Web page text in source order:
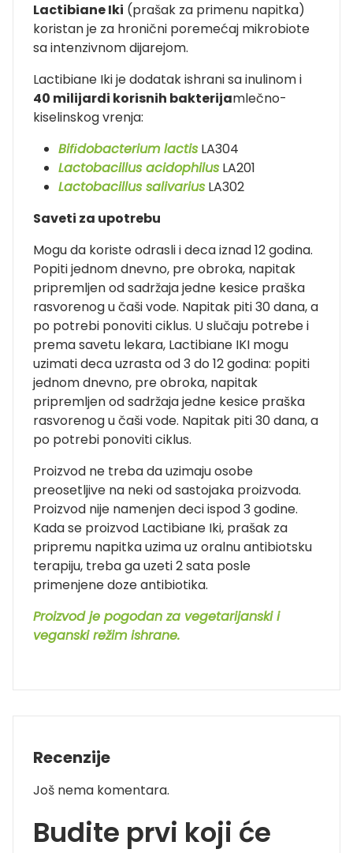
Lactibiane Iki (prašak za primenu napitka)
koristan je za hronični poremećaj mikrobiote
sa intenzivnom dijarejom.
Lactibiane Iki je dodatak ishrani sa inulinom i
40 milijardi korisnih bakterijamlečno-
kiselinskog vrenja:
Biﬁdobacterium lactisLA304
Lactobacillus acidophilusLA201
Lactobacillus salivariusLA302
Saveti za upotrebu
Mogu da koriste odrasli i deca iznad 12 godina.
Popiti jednom dnevno, pre obroka, napitak
pripremljen od sadržaja jedne kesice praška
rasvorenog u čaši vode. Napitak piti 30 dana, a
po potrebi ponoviti ciklus. U slučaju potrebe i
prema savetu lekara, Lactibiane IKI mogu
uzimati deca uzrasta od 3 do 12 godina: popiti
jednom dnevno, pre obroka, napitak
pripremljen od sadržaja jedne kesice praška
rasvorenog u čaši vode. Napitak piti 30 dana, a
po potrebi ponoviti ciklus.
Proizvod ne treba da uzimaju osobe
preosetljive na neki od sastojaka proizvoda.
Proizvod nije namenjen deci ispod 3 godine.
Kada se proizvod Lactibiane Iki, prašak za
pripremu napitka uzima uz oralnu antibiotsku
terapiju, treba ga uzeti 2 sata posle
primenjene doze antibiotika.
Proizvod je pogodan za vegetarijanski i
veganski režim ishrane.
Recenzije
Još nema komentara.
Budite prvi koji će